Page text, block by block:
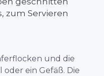
zum Servieren
und die
oder ein Gefäß. Die